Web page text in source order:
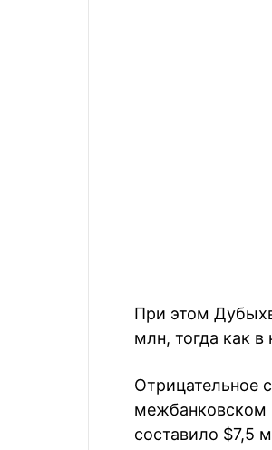
При этом
млн, тогда как
Отрицательное
межбанковском
составило $7,5